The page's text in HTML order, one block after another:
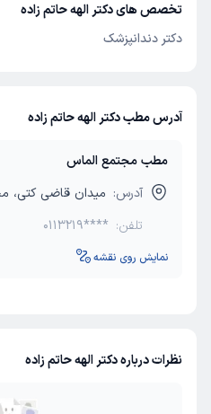
تخصص های دکتر الهه حاتم زاده
دکتر دندانپزشک
آدرس مطب دکتر الهه حاتم زاده
مطب مجتمع الماس
آدرس: میدان قاضی کتی،
تلفن: 0113219****
نمایش روی نقشه
نظرات درباره دکتر الهه حاتم زاده